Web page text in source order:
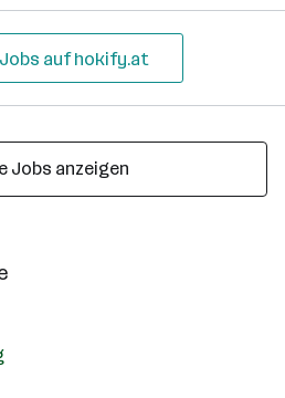
auf hokify.at
Jobs anzeigen